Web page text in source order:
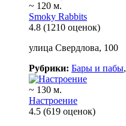
~ 120 м.
Smoky Rabbits
4.8 (1210 оценок)
улица Свердлова, 100
Рубрики: Бары и пабы,
~ 130 м.
Настроение
4.5 (619 оценок)